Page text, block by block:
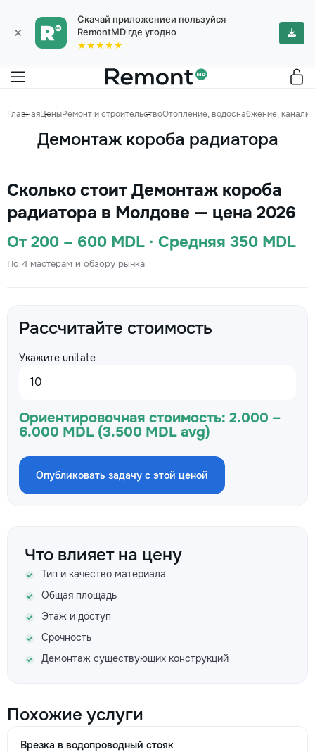
×
Скачай приложениеи пользуйся
RemontMD где угодно
★★★★★
ГлавнаяЦеныРемонт и строительствоОтопление, водоснабжение,
Демонтаж короба радиатора
Сколько стоит Демонтаж короба
радиатора в Молдове — цена 2026
От 200 – 600 MDL · Средняя 350 MDL
По 4 мастерам и обзору рынка
Рассчитайте стоимость
Укажите unitate
Ориентировочная стоимость: 2.000 –
6.000 MDL (3.500 MDL avg)
Опубликовать задачу с этой ценой
Что влияет на цену
Тип и качество материала
Общая площадь
Этаж и доступ
Срочность
Демонтаж существующих конструкций
Похожие услуги
Врезка в водопроводный стояк